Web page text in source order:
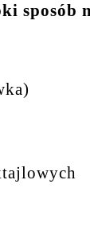
sposób